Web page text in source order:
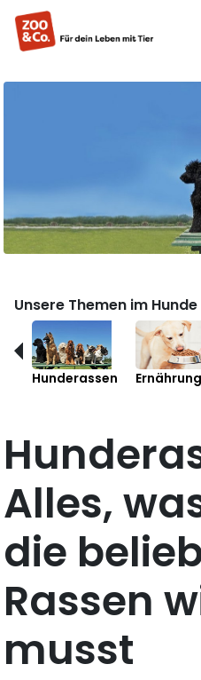
Unsere Themen im
Hunderassen Ernährung
Alles,
die
Rassen
musst